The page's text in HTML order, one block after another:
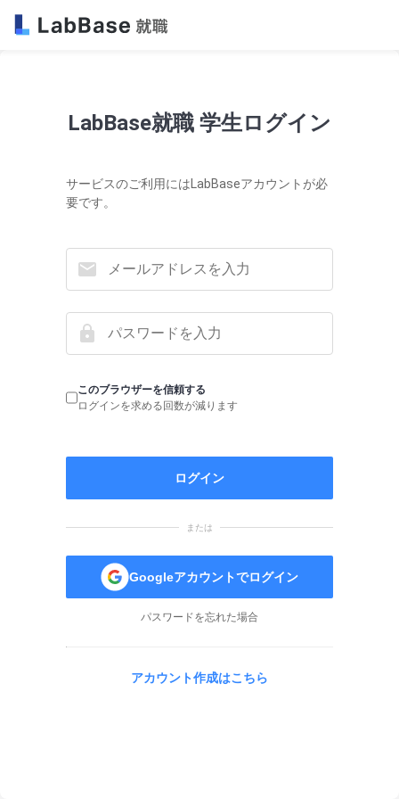
LabBase就職 学生ログイン
サービスのご利用にはLabBaseアカウントが必
要です。
このブラウザーを信頼する
ログインを求める回数が減ります
ログイン
または
Googleアカウントでログイン
パスワードを忘れた場合
アカウント作成はこちら